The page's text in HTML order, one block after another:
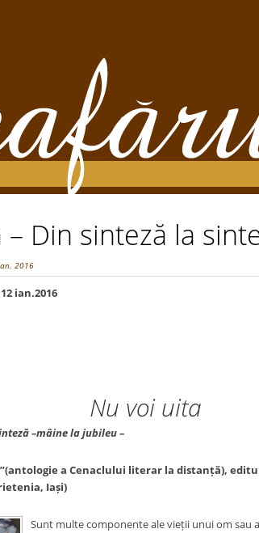
Din sinteză la
2016
ian.2016
Nu voi uita
–mâine la jubileu –
a Cenaclului literar la distanță),
Iași)
Sunt multe componente ale vieții unui om sau